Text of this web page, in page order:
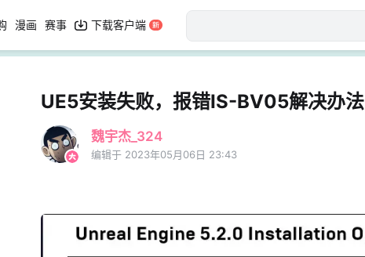
漫画 赛事 下载客户端
UE5安装失败，报错IS-BV05解决办法
魏宇杰_324
编辑于 2023年05月06日 23:43